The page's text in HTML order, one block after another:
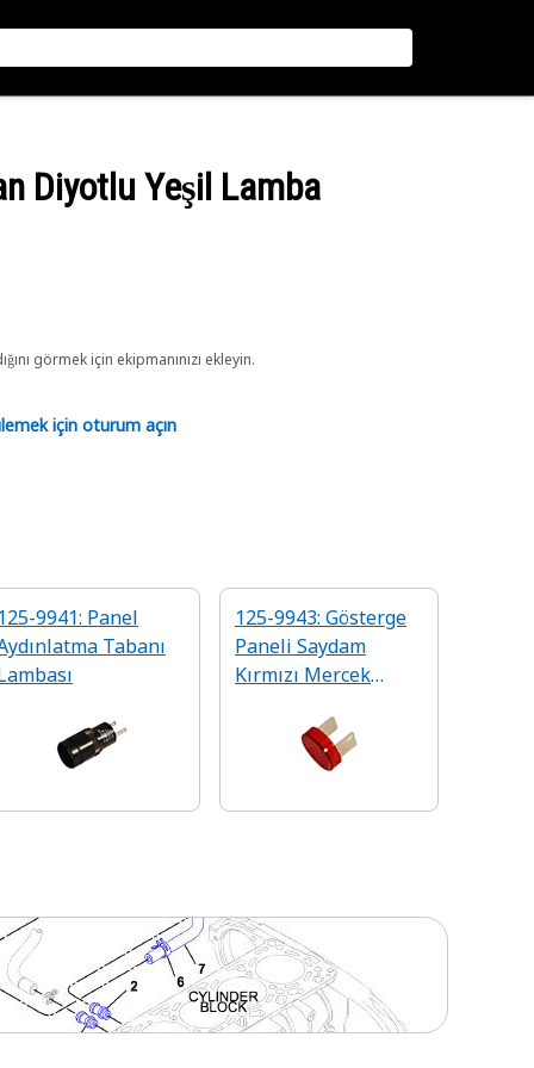
Diyotlu Yeşil Lamba
görmek için ekipmanınızı ekleyin.
için oturum açın
9941: Panel
Tabanı
125-9943: Gösterge
Paneli Saydam
Kırmızı Mercek